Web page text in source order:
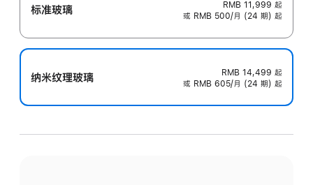
标准玻璃 RMB 11,999 起
或 RMB 500/月 (24 期) 起
纳米纹理玻璃 RMB 14,499 起
或 RMB 605/月 (24 期) 起